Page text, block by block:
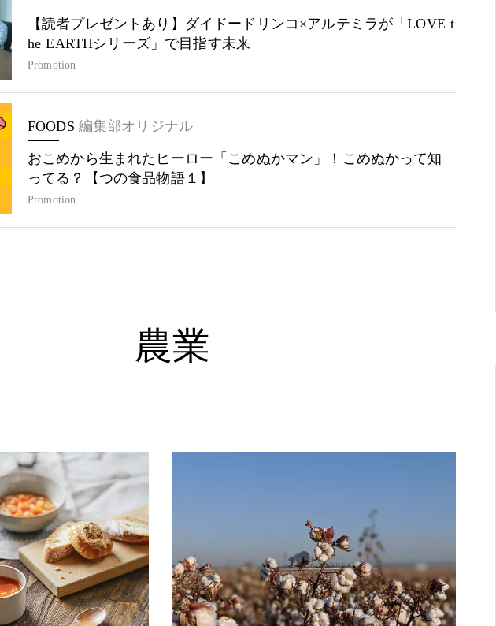
【読者プレゼントあり】ダイドードリンコ×アルテミラが「LOVE t
he EARTHシリーズ」で目指す未来
Promotion
FOODS 編集部オリジナル
おこめから生まれたヒーロー「こめぬかマン」！こめぬかって知
ってる？【つの食品物語１】
Promotion
農業